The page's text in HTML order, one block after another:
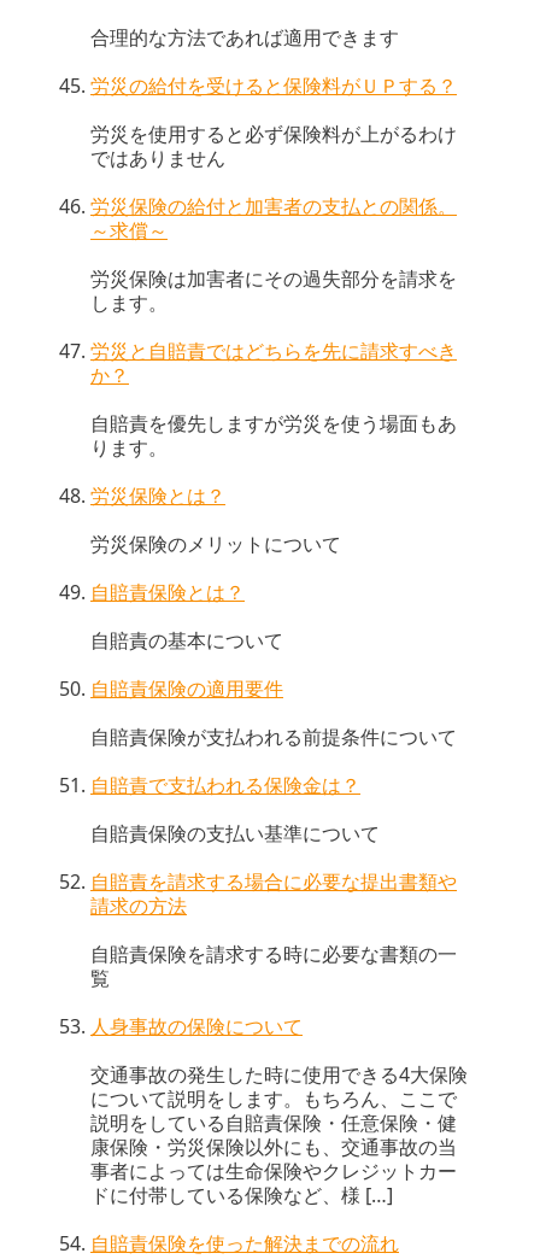
合理的な方法であれば適用できます
労災の給付を受けると保険料がＵＰする？
労災を使用すると必ず保険料が上がるわけ
ではありません
労災保険の給付と加害者の支払との関係。
～求償～
労災保険は加害者にその過失部分を請求を
します。
労災と自賠責ではどちらを先に請求すべき
か？
自賠責を優先しますが労災を使う場面もあ
ります。
労災保険とは？
労災保険のメリットについて
自賠責保険とは？
自賠責の基本について
自賠責保険の適用要件
自賠責保険が支払われる前提条件について
自賠責で支払われる保険金は？
自賠責保険の支払い基準について
自賠責を請求する場合に必要な提出書類や
請求の方法
自賠責保険を請求する時に必要な書類の一
覧
人身事故の保険について
交通事故の発生した時に使用できる4大保険
について説明をします。もちろん、ここで
説明をしている自賠責保険・任意保険・健
康保険・労災保険以外にも、交通事故の当
事者によっては生命保険やクレジットカー
ドに付帯している保険など、様 […]
自賠責保険を使った解決までの流れ